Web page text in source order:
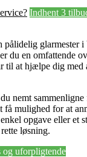
Indhent 3
glarmester i
du en omfattende
til at hjælpe dig med
nemt
få mulighed for at
opgave eller et
løsning.
og uforpligtende